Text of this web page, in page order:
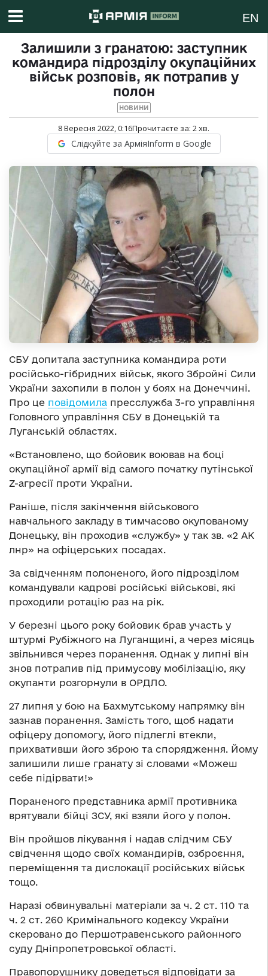
EN
Залишили з гранатою: заступник
командира підрозділу окупаційних
військ розповів, як потрапив у
полон
НОВИНИ
8 Вересня 2022, 0:16Прочитаєте за: 2хв.
Слідкуйте за АрміяInform в Google
СБУ допитала заступника командира роти
російсько-гібридних військ, якого Збройні Сили
України захопили в полон у боях на Донеччині.
Про це повідомила пресслужба 3-го управління
Головного управління СБУ в Донецькій та
Луганській областях.
«Встановлено, що бойовик воював на боці
окупаційної армії від самого початку путінської
Z-агресії проти України.
Раніше, після закінчення військового
навчального закладу в тимчасово окупованому
Донецьку, він проходив «службу» у так зв. «2 АК
лнр» на офіцерських посадах.
За свідченням полоненого, його підрозділом
командували кадрові російські військові, які
проходили ротацію раз на рік.
У березні цього року бойовик брав участь у
штурмі Рубіжного на Луганщині, а через місяць
звільнився через поранення. Однак у липні він
знов потрапив під примусову мобілізацію, яку
окупанти розгорнули в ОРДЛО.
27 липня у бою на Бахмутському напрямку він
зазнав поранення. Замість того, щоб надати
офіцеру допомогу, його підлеглі втекли,
прихвативши його зброю та спорядження. Йому
залишили лише гранату зі словами «Можеш
себе підірвати!»
Пораненого представника армії противника
врятували бійці ЗСУ, які взяли його у полон.
Він пройшов лікування і надав слідчим СБУ
свідчення щодо своїх командирів, озброєння,
переміщення та дислокації російських військ
тощо.
Наразі обвинувальні матеріали за ч. 2 ст. 110 та
ч. 2 ст. 260 Кримінального кодексу України
скеровано до Першотравенського районного
суду Дніпропетровської області.
Правопорушнику доведеться відповідати за